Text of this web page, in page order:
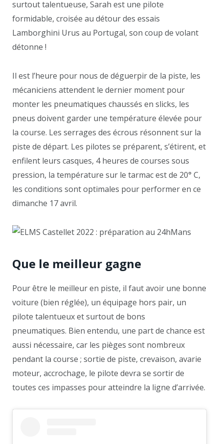
surtout talentueuse, Sarah est une pilote
formidable, croisée au détour des essais
Lamborghini Urus au Portugal, son coup de volant
détonne !
Il est l’heure pour nous de déguerpir de la piste, les
mécaniciens attendent le dernier moment pour
monter les pneumatiques chaussés en slicks, les
pneus doivent garder une température élevée pour
la course. Les serrages des écrous résonnent sur la
piste de départ. Les pilotes se préparent, s’étirent, et
enfilent leurs casques, 4 heures de courses sous
pression, la température sur le tarmac est de 20° C,
les conditions sont optimales pour performer en ce
dimanche 17 avril.
Que le meilleur gagne
Pour être le meilleur en piste, il faut avoir une bonne
voiture (bien réglée), un équipage hors pair, un
pilote talentueux et surtout de bons
pneumatiques. Bien entendu, une part de chance est
aussi nécessaire, car les pièges sont nombreux
pendant la course ; sortie de piste, crevaison, avarie
moteur, accrochage, le pilote devra se sortir de
toutes ces impasses pour atteindre la ligne d’arrivée.